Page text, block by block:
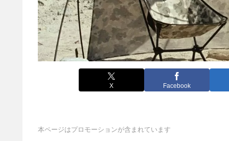
X Facebook
本ページはプロモーションが含まれています